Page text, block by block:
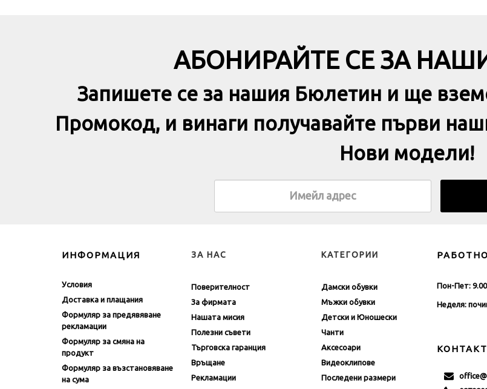
АБОНИРАЙТЕ СЕ ЗА
Запишете се за нашия Бюлетин и ще
Промокод, и винаги получавайте първи
Нови модели!
ИНФОРМАЦИЯ
Условия
Доставка и плащания
Формуляр за предявяване
рекламации
Формуляр за смяна на
продукт
Формуляр за възстановяване
на сума
ЗА НАС
Поверителност
За фирмата
Нашата мисия
Полезни съвети
Търговска гаранция
Връщане
Рекламации
КАТЕГОРИИ
Дамски обувки
Мъжки обувки
Детски и Юношески
Чанти
Аксесоари
Видеоклипове
Последени размери
Пон-Пет: 9.00
Неделя: